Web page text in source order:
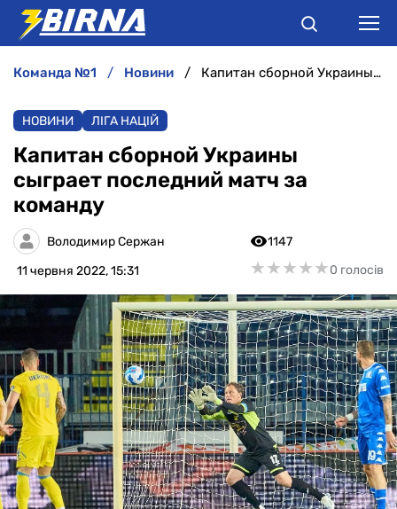
АНАЛІТИКА
ІНТЕРВ'Ю
РІЗНЕ
БУКМЕКЕРИ
команда №1 новини Капитан сборной Украины сыграет последний матч за команду
НОВИНИ ЛІГА НАЦІЙ
Капитан сборной Украины
сыграет последний матч за
команду
Володимир Сержан
11 червня 2022, 15:31
1147
★★★★★
★★★★★0 голосів